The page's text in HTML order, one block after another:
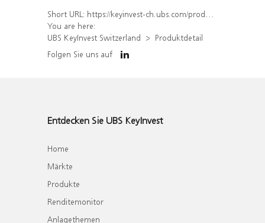
Short URL: https://keyinvest-ch.ubs.com/produkt/detail/index/isin/CH1558311374
You are here:
UBS KeyInvest Switzerland
Produktdetail
Folgen Sie uns auf
Entdecken Sie UBS KeyInvest
Home
Märkte
Produkte
Renditemonitor
Anlagethemen